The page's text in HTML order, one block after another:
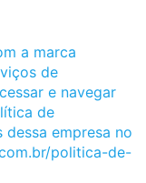
a marca
de
e navegar
de
empresa no
politica-de-